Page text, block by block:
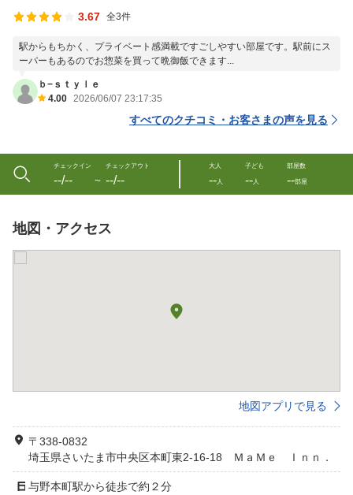
3.67 全3件
駅からもちかく、プライベート感満載ですごしやすい部屋です。駅前にス
ーパーもあるのでお惣菜を買って晩御飯できます...
ｂ−ｓｔｙｌｅ
4.00 2026/06/07 23:17:35
すべてのクチコミ・お客さまの声を見る
チェックイン
--/-- 〜
チェックアウト
--/--
大人
--人
子ども
--人
部屋数
--部屋
地図・アクセス
地図アプリで見る
〒338-0832
埼玉県さいたま市中央区本町東2-16-18 ＭａＭｅ Ｉｎｎ．
与野本町駅から徒歩で約２分